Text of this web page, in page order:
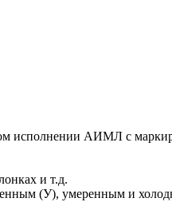
исполнении АИМЛ с
и т.д.
(У), умеренным и